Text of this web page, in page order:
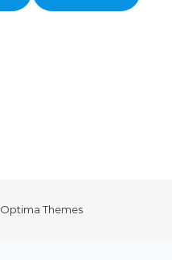
Optima Themes